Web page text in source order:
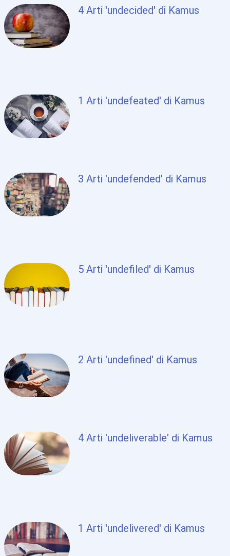
4 Arti 'undecided' di Kamus
1 Arti 'undefeated' di Kamus
3 Arti 'undefended' di Kamus
5 Arti 'undefiled' di Kamus
2 Arti 'undefined' di Kamus
4 Arti 'undeliverable' di Kamus
1 Arti 'undelivered' di Kamus